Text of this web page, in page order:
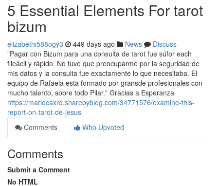
5 Essential Elements For tarot
bizum
elizabethi588ogy3 449 days ago News
Discuss
"Pagar con Bizum para una consulta de tarot fue súfor each
fileácil y rápido. No tuve que preocuparme por la seguridad de
mis datos y la consulta fue exactamente lo que necesitaba. El
equipo de Rafaela esta formado por gransde profesionales con
mucho talento, sobre todo Pilar." Gracias a Esperanza
https://mariocaxrd.sharebyblog.com/34771576/examine-this-
report-on-tarot-de-jesus
Comments
Who Upvoted
Comments
Submit a Comment
No HTML